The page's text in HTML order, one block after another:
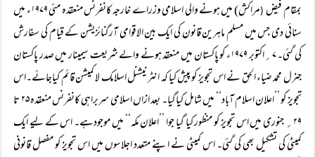
بمقام فیض(
مراکش) میں ہونے والی اسلامی وزراے خارجہ کانفرنس منعقدہ مئی ۱۹۷۹ء میں
سنائی دی جس میں مسلم ماہرین قانون کی ایک بین الاقوامی آرگنائزیشن کے قیام کی سفارش
کی گئی۔ ۷؍اکتوبر ۱۹۷۹ء کو پاکستان میں منعقد ہونے والے شریعت سیمینار میں صدر پاکستان
جنرل محمد ضیاء الحق نے اس تجویز کو پیش کیا کہ انٹر نیشنل اسلامک لا کمیشن قائم کیاجائے۔اس
تجویز کو ’’اعلان اسلام آباد‘‘ میں شامل کیاگیا۔ بعد ازاں اسلامی سربراہی کانفرنس منعقدہ ۲۵ تا
۲۹؍ جنوری میں اس تجویز کو منظور کیا گیا جوا ’’اعلان مکہ‘‘ میں موجودہے۔ اس کے لیے ایک
کمیٹی کی تشکیل بھی کی گئی۔ اس کمیٹی نے اپنے متعدد اجلاسوں میں اس تجویز کو مفصل قانونی